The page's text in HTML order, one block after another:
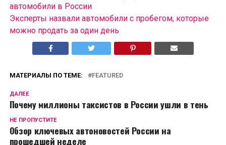
автомобили в России
Эксперты назвали автомобили с пробегом, которые
можно продать за один день
МАТЕРИАЛЫ ПО ТЕМЕ: FEATURED
ДАЛЕЕ
Почему миллионы таксистов в России ушли в тень
НЕ ПРОПУСТИТЕ
Обзор ключевых автоновостей России на
прошедшей неделе